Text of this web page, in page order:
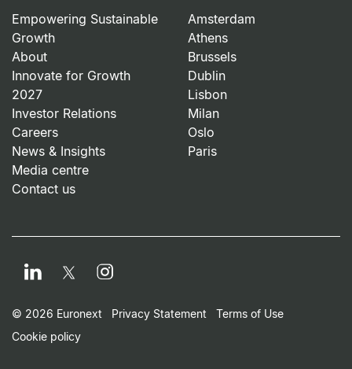
Empowering Sustainable
Growth
About
Innovate for Growth
2027
Investor Relations
Careers
News & Insights
Media centre
Contact us
Amsterdam
Athens
Brussels
Dublin
Lisbon
Milan
Oslo
Paris
LinkedIn TwitterInstagram
Footer Small Print
© 2026 Euronext Privacy Statement
Terms of Use
Cookie policy